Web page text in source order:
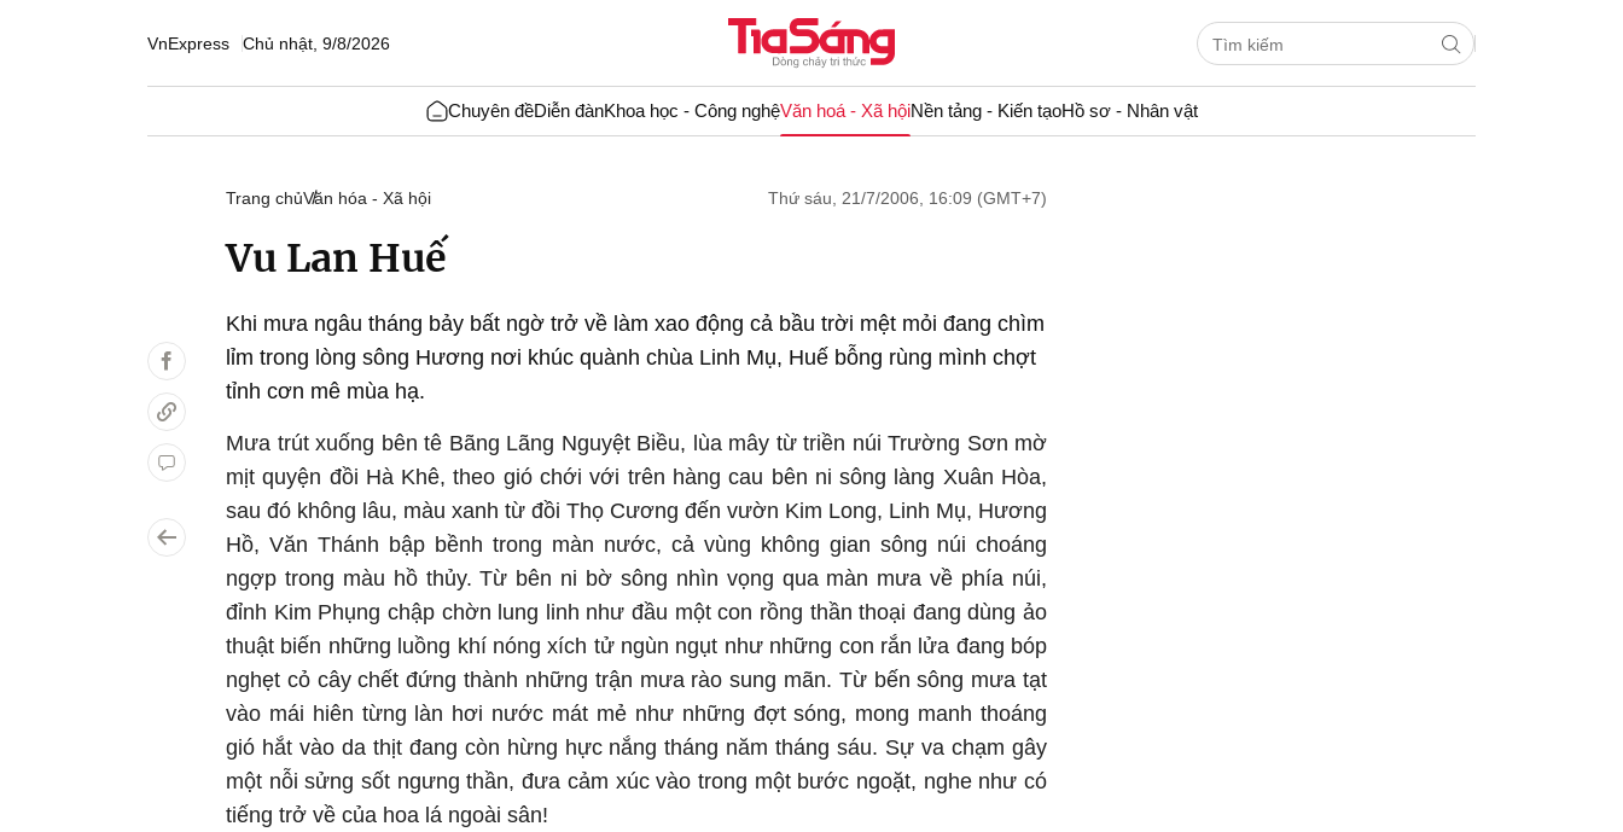
VnExpress Chủ nhật, 9/8/2026
Chuyên đềDiễn đànKhoa học - Công nghệVăn hoá - Xã hộiNền tảng - Kiến tạoHồ sơ - Nhân vật
Trang chủVăn hóa - Xã hội Thứ sáu, 21/7/2006, 16:09 (GMT+7)
Vu Lan Huế
Khi mưa ngâu tháng bảy bất ngờ trở về làm xao động cả bầu trời mệt mỏi đang chìm
lỉm trong lòng sông Hương nơi khúc quành chùa Linh Mụ, Huế bỗng rùng mình chợt
tỉnh cơn mê mùa hạ.
Mưa trút xuống bên tê Bãng Lãng Nguyệt Biều, lùa mây từ triền núi Trường Sơn mờ
mịt quyện đồi Hà Khê, theo gió chới với trên hàng cau bên ni sông làng Xuân Hòa,
sau đó không lâu, màu xanh từ đồi Thọ Cương đến vườn Kim Long, Linh Mụ, Hương
Hồ, Văn Thánh bập bềnh trong màn nước, cả vùng không gian sông núi choáng
ngợp trong màu hồ thủy. Từ bên ni bờ sông nhìn vọng qua màn mưa về phía núi,
đỉnh Kim Phụng chập chờn lung linh như đầu một con rồng thần thoại đang dùng ảo
thuật biến những luồng khí nóng xích tử ngùn ngụt như những con rắn lửa đang bóp
nghẹt cỏ cây chết đứng thành những trận mưa rào sung mãn. Từ bến sông mưa tạt
vào mái hiên từng làn hơi nước mát mẻ như những đợt sóng, mong manh thoáng
gió hắt vào da thịt đang còn hừng hực nắng tháng năm tháng sáu. Sự va chạm gây
một nỗi sửng sốt ngưng thần, đưa cảm xúc vào trong một bước ngoặt, nghe như có
tiếng trở về của hoa lá ngoài sân!